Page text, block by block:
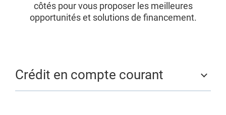
côtés pour vous proposer les meilleures
opportunités et solutions de financement.
Crédit en compte courant